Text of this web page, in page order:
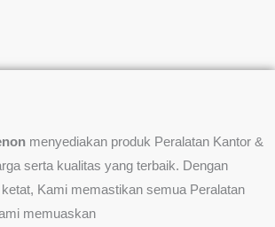
menyediakan produk Peralatan Kantor &
serta kualitas yang terbaik. Dengan
Kami memastikan semua Peralatan
memuaskan